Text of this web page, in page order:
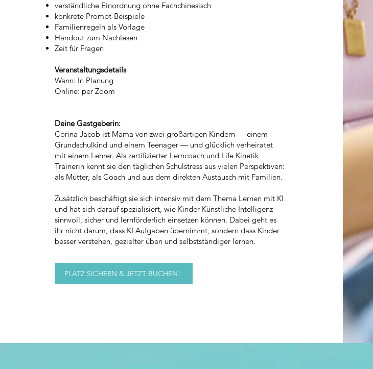
verständliche Einordnung ohne Fachchinesisch
konkrete Prompt-Beispiele
Familienregeln als Vorlage
Handout zum Nachlesen
Zeit für Fragen
Veranstaltungsdetails
Wann: In Planung
Online: per Zoom
Deine Gastgeberin:
Corina Jacob ist Mama von zwei großartigen Kindern — einem
Grundschulkind und einem Teenager — und glücklich verheiratet
mit einem Lehrer. Als zertifizierter Lerncoach und Life Kinetik
Trainerin kennt sie den täglichen Schulstress aus vielen Perspektiven:
als Mutter, als Coach und aus dem direkten Austausch mit Familien.
Zusätzlich beschäftigt sie sich intensiv mit dem Thema Lernen mit KI
und hat sich darauf spezialisiert, wie Kinder Künstliche Intelligenz
sinnvoll, sicher und lernförderlich einsetzen können. Dabei geht es
ihr nicht darum, dass KI Aufgaben übernimmt, sondern dass Kinder
besser verstehen, gezielter üben und selbstständiger lernen.
PLATZ SICHERN & JETZT BUCHEN!